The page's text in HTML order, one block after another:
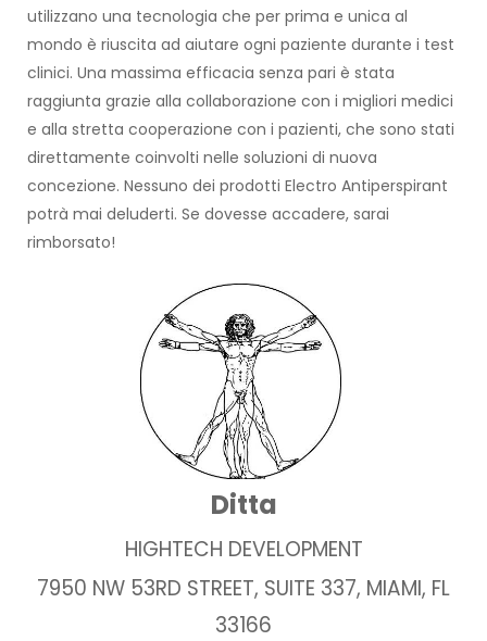
utilizzano una tecnologia che per prima e unica al
mondo è riuscita ad aiutare ogni paziente durante i test
clinici. Una massima efficacia senza pari è stata
raggiunta grazie alla collaborazione con i migliori medici
e alla stretta cooperazione con i pazienti, che sono stati
direttamente coinvolti nelle soluzioni di nuova
concezione. Nessuno dei prodotti Electro Antiperspirant
potrà mai deluderti. Se dovesse accadere, sarai
rimborsato!
Ditta
HIGHTECH DEVELOPMENT
7950 NW 53RD STREET, SUITE 337, MIAMI, FL
33166